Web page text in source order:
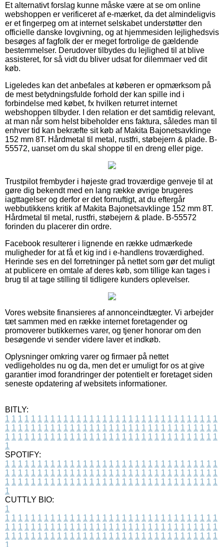
Et alternativt forslag kunne måske være at se om online
webshoppen er verificeret af e-mærket, da det almindeligvis
er et fingerpeg om at internet selskabet understøtter den
officielle danske lovgivning, og at hjemmesiden lejlighedsvis
besøges af fagfolk der er meget fortrolige de gældende
bestemmelser. Derudover tilbydes du lejlighed til at blive
assisteret, for så vidt du bliver udsat for dilemmaer ved dit
køb.
Ligeledes kan det anbefales at køberen er opmærksom på
de mest betydningsfulde forhold der kan spille ind i
forbindelse med købet, fx hvilken returret internet
webshoppen tilbyder. I den relation er det samtidig relevant,
at man når som helst bibeholder ens faktura, således man til
enhver tid kan bekræfte sit køb af Makita Bajonetsavklinge
152 mm 8T. Hårdmetal til metal, rustfri, støbejern & plade. B-
55572, uanset om du skal shoppe til en dreng eller pige.
Trustpilot frembyder i højeste grad troværdige genveje til at
gøre dig bekendt med en lang række øvrige brugeres
iagttagelser og derfor er det fornuftigt, at du eftergår
webbutikkens kritik af Makita Bajonetsavklinge 152 mm 8T.
Hårdmetal til metal, rustfri, støbejern & plade. B-55572
forinden du placerer din ordre.
Facebook resulterer i lignende en række udmærkede
muligheder for at få et kig ind i e-handlens troværdighed.
Herinde ses en del forretninger på nettet som gør det muligt
at publicere en omtale af deres køb, som tillige kan tages i
brug til at tage stilling til tidligere kunders oplevelser.
Vores website finansieres af annonceindtægter. Vi arbejder
tæt sammen med en række internet foretagender og
promoverer butikkernes varer, og tjener honorar om den
besøgende vi sender videre laver et indkøb.
Oplysninger omkring varer og firmaer på nettet
vedligeholdes nu og da, men det er umuligt for os at give
garantier imod forandringer der potentielt er foretaget siden
seneste opdatering af websitets informationer.
BITLY:
1 1 1 1 1 1 1 1 1 1 1 1 1 1 1 1 1 1 1 1 1 1 1 1 1 1 1 1 1 1 1 1 1
1 1 1 1 1 1 1 1 1 1 1 1 1 1 1 1 1 1 1 1 1 1 1 1 1 1 1 1 1 1 1 1 1
1 1 1 1 1 1 1 1 1 1 1 1 1 1 1 1 1 1 1 1 1 1 1 1 1 1 1 1 1 1 1 1 1
1
SPOTIFY:
1 1 1 1 1 1 1 1 1 1 1 1 1 1 1 1 1 1 1 1 1 1 1 1 1 1 1 1 1 1 1 1 1
1 1 1 1 1 1 1 1 1 1 1 1 1 1 1 1 1 1 1 1 1 1 1 1 1 1 1 1 1 1 1 1 1
1 1 1 1 1 1 1 1 1 1 1 1 1 1 1 1 1 1 1 1 1 1 1 1 1 1 1 1 1 1 1 1 1
1
CUTTLY BIO:
1
1 1 1 1 1 1 1 1 1 1 1 1 1 1 1 1 1 1 1 1 1 1 1 1 1 1 1 1 1 1 1 1 1
1 1 1 1 1 1 1 1 1 1 1 1 1 1 1 1 1 1 1 1 1 1 1 1 1 1 1 1 1 1 1 1 1
1 1 1 1 1 1 1 1 1 1 1 1 1 1 1 1 1 1 1 1 1 1 1 1 1 1 1 1 1 1 1 1 1
1